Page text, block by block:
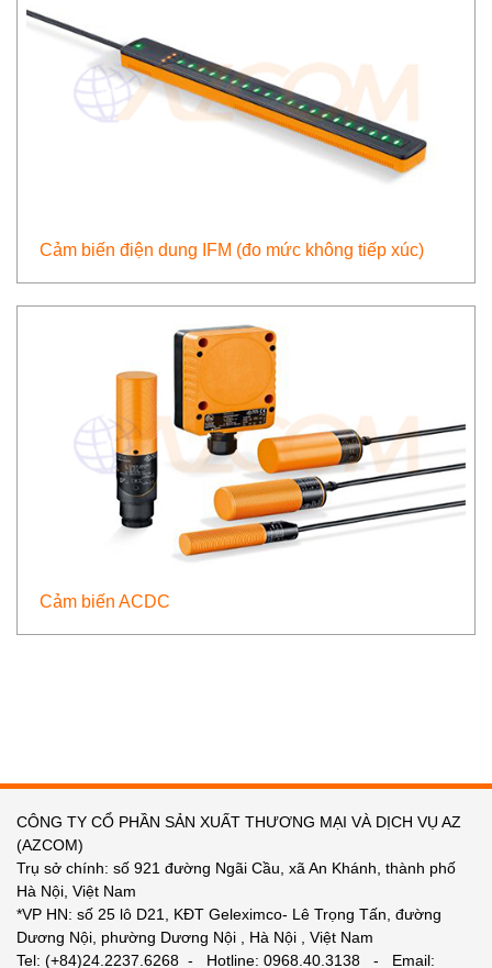
Cảm biến điện dung IFM (đo mức không tiếp xúc)
Cảm biến ACDC
CÔNG TY CỔ PHẦN SẢN XUẤT THƯƠNG MẠI VÀ DỊCH VỤ AZ
(AZCOM)
Trụ sở chính: số 921 đường Ngãi Cầu, xã An Khánh, thành phố
Hà Nội, Việt Nam
*VP HN: số 25 lô D21, KĐT Geleximco- Lê Trọng Tấn, đường
Dương Nội, phường Dương Nội , Hà Nội , Việt Nam
Tel: (+84)24.2237.6268 - Hotline: 0968.40.3138 - Email: